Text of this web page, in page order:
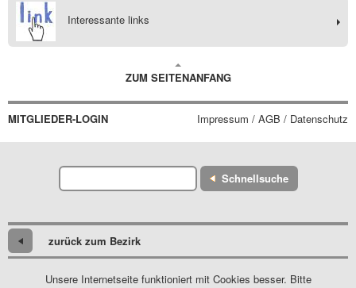
Interessante links
ZUM SEITENANFANG
MITGLIEDER-LOGIN Impressum / AGB / Datenschutz
Schnellsuche
zurück zum Bezirk
Unsere Internetseite funktioniert mit Cookies besser. Bitte